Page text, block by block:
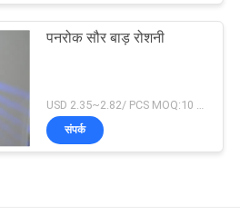
पनरोक सौर बाड़ रोशनी
संपर्क